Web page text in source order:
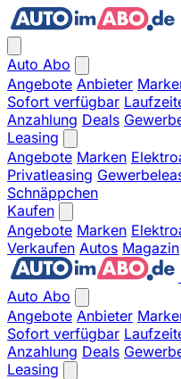
Auto Abo
Angebote Anbieter
Sofort verfügbar
Anzahlung Deals
Leasing
Angebote Marken
Privatleasing
Schnäppchen
Kaufen
Angebote Marken
Verkaufen Autos Magazin
Auto Abo
Angebote Anbieter
Sofort verfügbar
Anzahlung Deals
Leasing